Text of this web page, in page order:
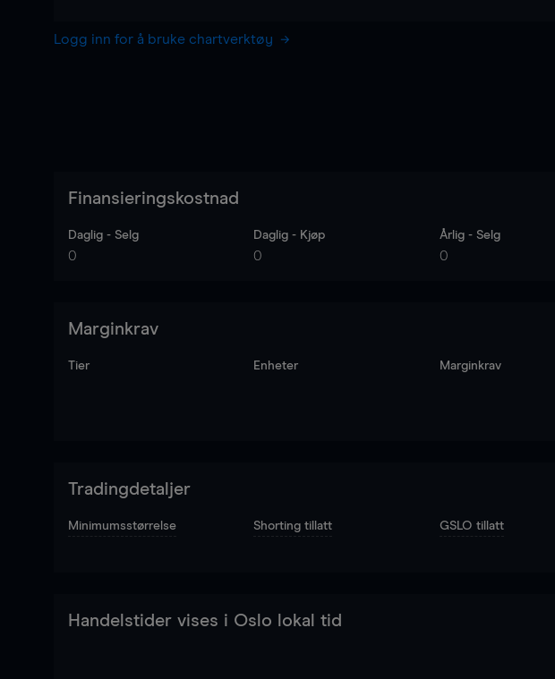
Logg inn for å bruke chartverktøy
Finansieringskostnad
Daglig - Selg
0
Daglig - Kjøp
0
Årlig - Selg
0
Marginkrav
Tier Enheter Marginkrav
Tradingdetaljer
Minimumsstørrelse Shorting tillatt GSLO tillatt
Handelstider vises i Oslo lokal tid